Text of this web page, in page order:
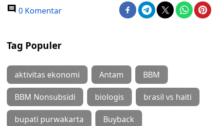
0 Komentar
Tag Populer
aktivitas ekonomi Antam BBM
BBM Nonsubsidi biologis brasil vs haiti
bupati purwakarta Buyback